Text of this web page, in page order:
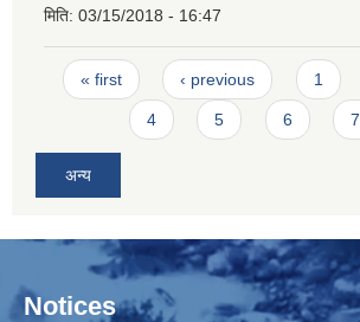
मिति: 03/15/2018 - 16:47
Pages
« first ‹ previous 1
4 5 6 7
अन्य
Notices